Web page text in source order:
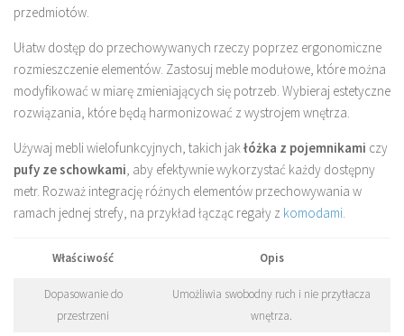
przedmiotów.
Ułatw dostęp do przechowywanych rzeczy poprzez ergonomiczne
rozmieszczenie elementów. Zastosuj meble modułowe, które można
modyfikować w miarę zmieniających się potrzeb. Wybieraj estetyczne
rozwiązania, które będą harmonizować z wystrojem wnętrza.
Używaj mebli wielofunkcyjnych, takich jak łóżka z pojemnikami czy
pufy ze schowkami , aby efektywnie wykorzystać każdy dostępny
metr. Rozważ integrację różnych elementów przechowywania w
ramach jednej strefy, na przykład łącząc regały z komodami
Właściwość Opis
Dopasowanie do
przestrzeni
Umożliwia swobodny ruch i nie przytłacza
wnętrza.